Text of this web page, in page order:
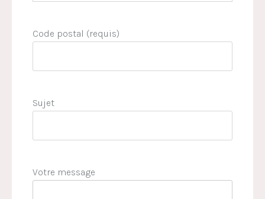
Code postal (requis)
Sujet
Votre message